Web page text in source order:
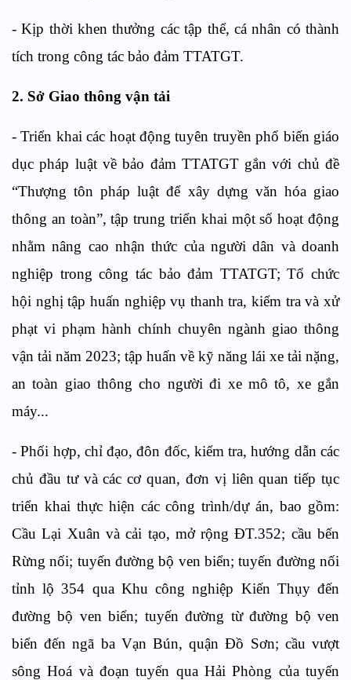
- Kịp thời khen thưởng các tập thể, cá nhân có thành
tích trong công tác bảo đảm TTATGT.
2. Sở Giao thông vận tải
- Triển khai các hoạt động tuyên truyền phổ biến giáo
dục pháp luật về bảo đảm TTATGT gắn với chủ đề
“Thượng tôn pháp luật để xây dựng văn hóa giao
thông an toàn”, tập trung triển khai một số hoạt động
nhằm nâng cao nhận thức của người dân và doanh
nghiệp trong công tác bảo đảm TTATGT; Tổ chức
hội nghị tập huấn nghiệp vụ thanh tra, kiểm tra và xử
phạt vi phạm hành chính chuyên ngành giao thông
vận tải năm 2023; tập huấn về kỹ năng lái xe tải nặng,
an toàn giao thông cho người đi xe mô tô, xe gắn
máy...
- Phối hợp, chỉ đạo, đôn đốc, kiểm tra, hướng dẫn các
chủ đầu tư và các cơ quan, đơn vị liên quan tiếp tục
triển khai thực hiện các công trình/dự án, bao gồm:
Cầu Lại Xuân và cải tạo, mở rộng ĐT.352; cầu bến
Rừng nối; tuyến đường bộ ven biển; tuyến đường nối
tỉnh lộ 354 qua Khu công nghiệp Kiến Thụy đến
đường bộ ven biển; tuyến đường từ đường bộ ven
biển đến ngã ba Vạn Bún, quận Đồ Sơn; cầu vượt
sông Hoá và đoạn tuyến qua Hải Phòng của tuyến